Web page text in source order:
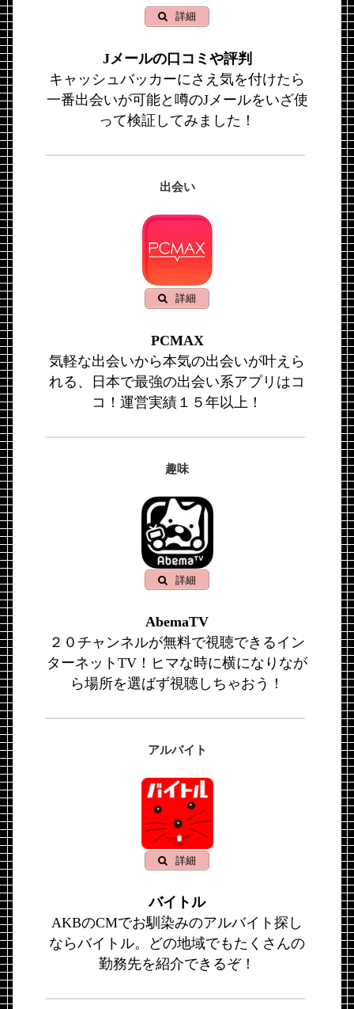
詳細
Jメールの口コミや評判
キャッシュバッカーにさえ気を付けたら
一番出会いが可能と噂のJメールをいざ使
って検証してみました！
出会い
詳細
PCMAX
気軽な出会いから本気の出会いが叶えら
れる、日本で最強の出会い系アプリはコ
コ！運営実績１５年以上！
趣味
詳細
AbemaTV
２０チャンネルが無料で視聴できるイン
ターネットTV！ヒマな時に横になりなが
ら場所を選ばず視聴しちゃおう！
アルバイト
詳細
バイトル
AKBのCMでお馴染みのアルバイト探し
ならバイトル。どの地域でもたくさんの
勤務先を紹介できるぞ！